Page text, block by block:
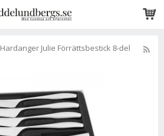
Hardanger Julie Förrättsbestick 8-del